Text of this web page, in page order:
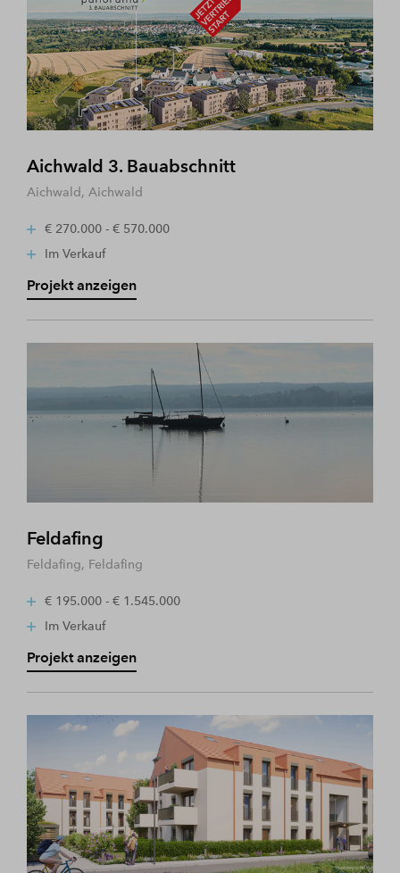
Aichwald 3. Bauabschnitt
Aichwald, Aichwald
€ 270.000 - € 570.000
Im Verkauf
Projekt anzeigen
Feldafing
Feldafing, Feldafing
€ 195.000 - € 1.545.000
Im Verkauf
Projekt anzeigen